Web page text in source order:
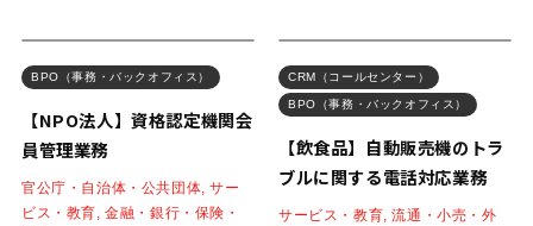
BPO（事務・バックオフィス）
【NPO法人】資格認定機関会
員管理業務
官公庁・自治体・公共団体, サー
ビス・教育, 金融・銀行・保険・
CRM（コールセンター）
BPO（事務・バックオフィス）
【飲食品】自動販売機のトラ
ブルに関する電話対応業務
サービス・教育, 流通・小売・外